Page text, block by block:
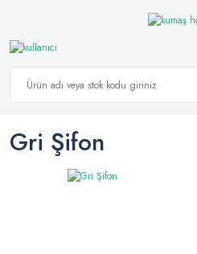
Gri Şifon